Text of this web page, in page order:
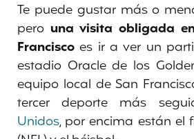
Te puede gustar más o
pero una visita obligada
Francisco es ir a ver un
estadio Oracle de los
equipo local de San
tercer deporte más
Unidos, por encima están el